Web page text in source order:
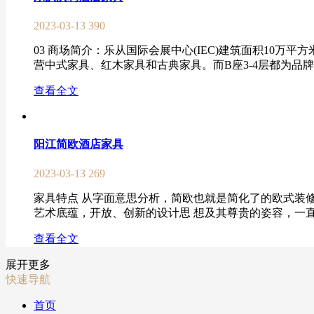
2023-03-13 390
03 商场简介：乐从国际会展中心(IEC)建筑面积10万平
营中式家具、红木家具和古典家具。而B座3-4层都为品
查看全文
阳江简欧酒店家具
2023-03-13 269
家具特点 从字面意思分析，简欧也就是简化了的欧式
艺术底蕴，开放、创新的设计思 想及其尊贵的姿容，一
查看全文
展开更多
快速导航
首页